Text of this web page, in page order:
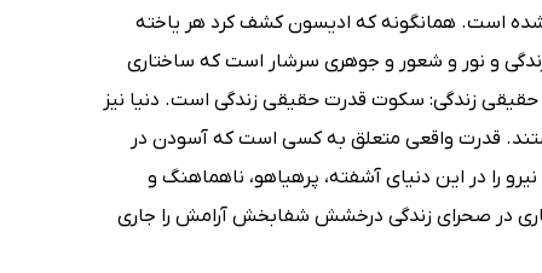
شده است. همانگونه که ادیسون کشف کرد هر یاخته
و نور و شعور و جوهری سرشار است که ساختاری
(قانون شفا کاترین پاندر گیتی خوشدل صفحه 13) قدرت حقیقی زندگی: سکوت قدرت حقیقی زندگی است. دنیا نیز
قدرت واقعی متعلق به کسی است که آسودن در
را در این دنیای آشفته، پرهیاهو، ناهماهنگ و
در صحرای زندگی درخشش شفابخش آرامش را جاری